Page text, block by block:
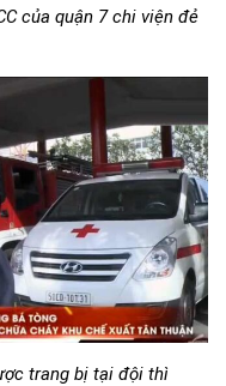
của quận 7 chi viện đẻ
trang bị tại đội thì